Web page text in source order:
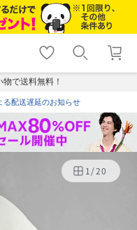
shopping_cart lock_outline
ログイン
で送料無料！
る配送遅延のお知らせ
1/20